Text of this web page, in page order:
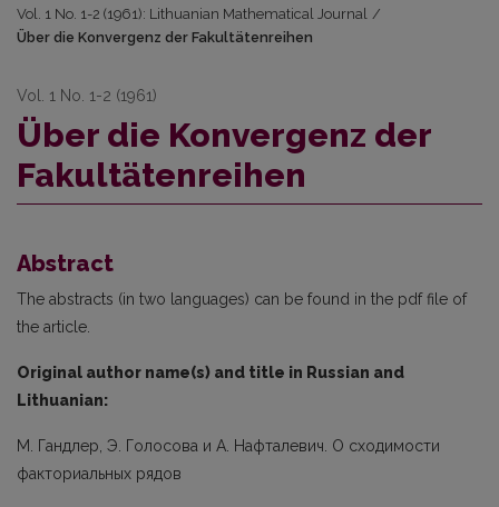
Vol. 1 No. 1-2 (1961): Lithuanian Mathematical Journal /
Über die Konvergenz der Fakultätenreihen
Vol. 1 No. 1-2 (1961)
Über die Konvergenz der
Fakultätenreihen
Abstract
The abstracts (in two languages) can be found in the pdf file of
the article.
Original author name(s) and title in Russian and
Lithuanian:
М. Гандлер, Э. Голосова и А. Нафталевич. О сходимости
факториальных рядов